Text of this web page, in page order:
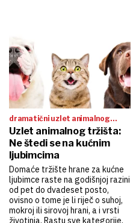
dramatični uzlet animalnog
tržišta
Uzlet animalnog tržišta:
Ne štedi se na kućnim
ljubimcima
Domaće tržište hrane za kućne
ljubimce raste na godišnjoj razini
od pet do dvadeset posto,
ovisno o tome je li riječ o suhoj,
mokroj ili sirovoj hrani, a i vrsti
životinja. Rastu sve kategorije.